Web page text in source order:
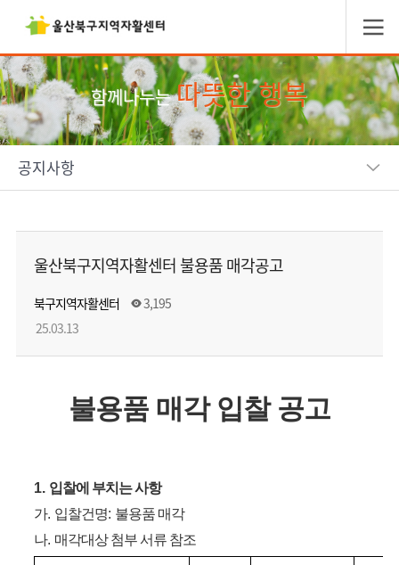
함께나누는따뜻한 행복
공지사항
울산북구지역자활센터 불용품 매각공고
북구지역자활센터
3,195
25.03.13
불용품 매각 입찰 공고
1. 입찰에 부치는 사항
가. 입찰건명: 불용품 매각
나. 매각대상 첨부 서류 참조